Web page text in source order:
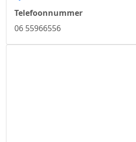
Telefoonnummer
06 55966556